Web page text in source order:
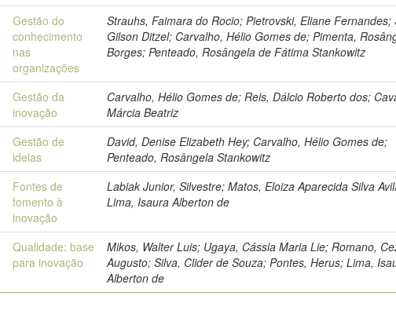
Gestão do
conhecimento
nas
organizações
Strauhs, Faimara do Rocio; Pietrovski, Eliane Fernandes;
Gilson Ditzel; Carvalho, Hélio Gomes de; Pimenta,
Borges; Penteado, Rosângela de Fátima Stankowitz
Gestão da
inovação
Carvalho, Hélio Gomes de; Reis, Dálcio Roberto dos;
Márcia Beatriz
Gestão de
ideias
David, Denise Elizabeth Hey; Carvalho, Hélio Gomes de;
Penteado, Rosângela Stankowitz
Fontes de
fomento à
inovação
Labiak Junior, Silvestre; Matos, Eloiza Aparecida Silva
Lima, Isaura Alberton de
Qualidade: base
para inovação
Mikos, Walter Luis; Ugaya, Cássia Maria Lie; Romano,
Augusto; Silva, Clider de Souza; Pontes, Herus; Lima,
Alberton de